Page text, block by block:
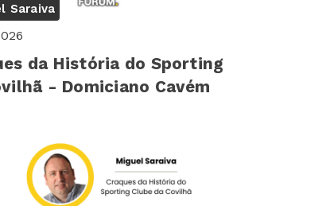
Saraiva
da História do Sporting
- Domiciano Cavém